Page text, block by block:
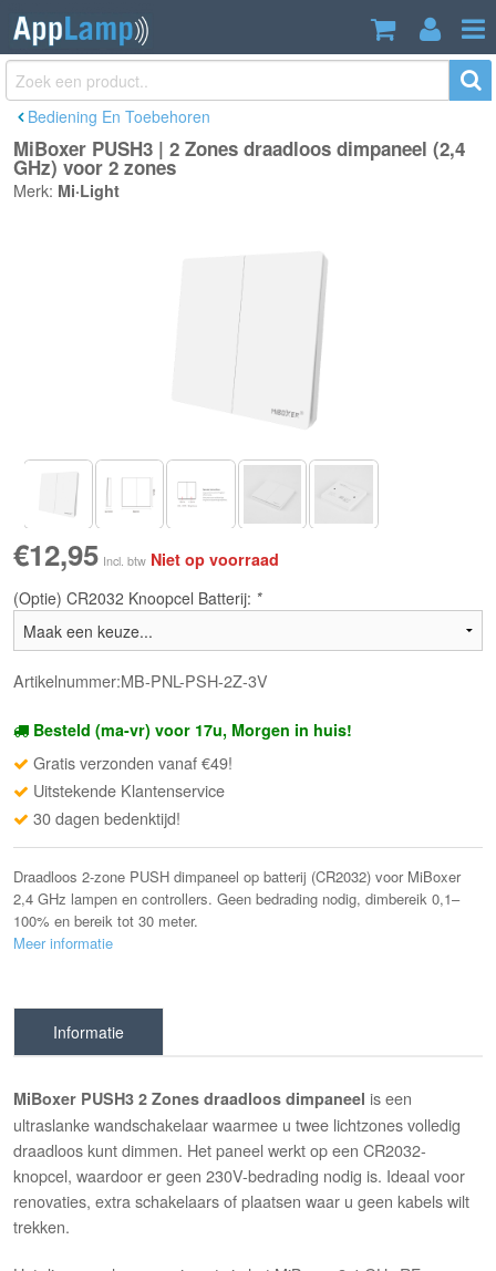
MiBoxer PUSH3 | 2 Zones draadloos
dimpaneel (2,4 GHz) voor 2 zones
€12,95
Bediening En Toebehoren
MiBoxer PUSH3 | 2 Zones draadloos dimpaneel (2,4
GHz) voor 2 zones
Merk: Mi·Light
€12,95 Incl. btw Niet op voorraad
(Optie) CR2032 Knoopcel Batterij: *
Artikelnummer:MB-PNL-PSH-2Z-3V
Besteld (ma-vr) voor 17u, Morgen in huis!
Gratis verzonden vanaf €49!
Uitstekende Klantenservice
30 dagen bedenktijd!
Draadloos 2-zone PUSH dimpaneel op batterij (CR2032) voor MiBoxer
2,4 GHz lampen en controllers. Geen bedrading nodig, dimbereik 0,1–
100% en bereik tot 30 meter.
Meer informatie
Informatie
MiBoxer PUSH3 2 Zones draadloos dimpaneel is een
ultraslanke wandschakelaar waarmee u twee lichtzones volledig
draadloos kunt dimmen. Het paneel werkt op een CR2032-
knopcel, waardoor er geen 230V-bedrading nodig is. Ideaal voor
renovaties, extra schakelaars of plaatsen waar u geen kabels wilt
trekken.